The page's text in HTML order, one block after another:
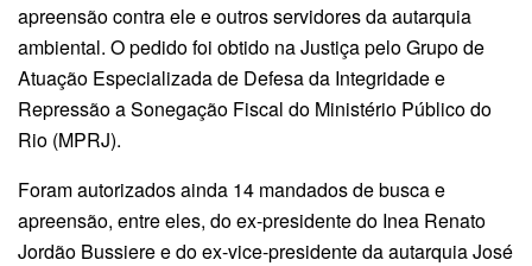
apreensão contra ele e outros servidores da autarquia
ambiental. O pedido foi obtido na Justiça pelo Grupo de
Atuação Especializada de Defesa da Integridade e
Repressão a Sonegação Fiscal do Ministério Público do
Rio (MPRJ).
Foram autorizados ainda 14 mandados de busca e
apreensão, entre eles, do ex-presidente do Inea Renato
Jordão Bussiere e do ex-vice-presidente da autarquia José